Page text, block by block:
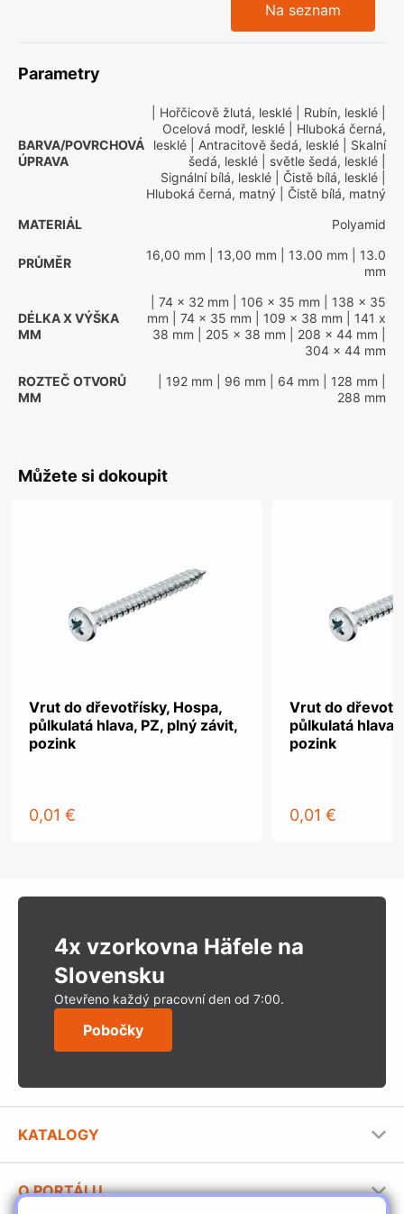
Na seznam
Parametry
BARVA/POVRCHOVÁ
ÚPRAVA
| Hořčicově žlutá, lesklé | Rubín, lesklé
Ocelová modř, lesklé | Hluboká černá,
lesklé | Antracitově šedá, lesklé | Skalní
šedá, lesklé | světle šedá, lesklé
Signální bílá, lesklé | Čistě bílá, lesklé
Hluboká černá, matný | Čistě bílá, matný
MATERIÁL
Polyamid
PRŮMĚR
16,00 mm | 13,00 mm | 13.00 mm | 13.0
mm
DÉLKA X VÝŠKA
MM
| 74 x 32 mm | 106 x 35 mm | 138 x 35
mm | 74 x 35 mm | 109 x 38 mm | 141 x
38 mm | 205 x 38 mm | 208 x 44 mm
304 x 44 mm
ROZTEČ OTVORŮ
MM
| 192 mm | 96 mm | 64 mm | 128 mm
288 mm
Můžete si dokoupit
Vrut do dřevotřísky, Hospa,
půlkulatá hlava, PZ, plný závit,
pozink
0,01 €
Vrut do
půlkulatá hlava,
pozink
0,01 €
4x vzorkovna Häfele na
Slovensku
Otevřeno každý pracovní den od 7:00.
Pobočky
KATALOGY
Stavební katalog Häfele
O PORTÁLU